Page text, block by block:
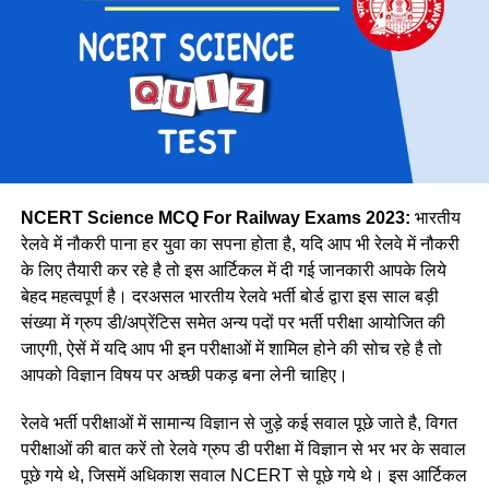
वे कहती है कि उनके इस काम को लेकर कई लोग ताने सुनाते है लेकिन वे
लोगों की बातों पर ध्यान नहीं देती है और अपना काम पूरे मन से करती है।
नीलम मानती है कि महिलाओ को हर क्षेत्र में आना चाहिए। क्योंकि महिला
पुरुष से बेहतर काम कर सकती है।
30327
1069
18383
उत्तर
38967
उत्तर पश्चिमी
15207
दक्षिण मध्य
16947
दक्षिण पूर्व मध्य
8025
दक्षिण पूर्व
17661
दक्षिण
22357
दक्षिण पश्चिम
6581
NCERT Science MCQ For Railway Exams 2023: भारतीय
रेलवे में नौकरी पाना हर युवा का सपना होता है, यदि आप भी रेलवे में नौकरी
के लिए तैयारी कर रहे है तो इस आर्टिकल में दी गई जानकारी आपके लिये
बेहद महत्वपूर्ण है। दरअसल भारतीय रेलवे भर्ती बोर्ड द्वारा इस साल बड़ी
संख्या में ग्रुप डी/अप्रेंटिस समेत अन्य पदों पर भर्ती परीक्षा आयोजित की
जाएगी, ऐसें में यदि आप भी इन परीक्षाओं में शामिल होने की सोच रहे है तो
आपको विज्ञान विषय पर अच्छी पकड़ बना लेनी चाहिए।
रेलवे भर्ती परीक्षाओं में सामान्य विज्ञान से जुड़े कई सवाल पूछे जाते है, विगत
परीक्षाओं की बात करें तो रेलवे ग्रुप डी परीक्षा में विज्ञान से भर भर के सवाल
पूछे गये थे, जिसमें अधिकाश सवाल NCERT से पूछे गये थे। इस आर्टिकल